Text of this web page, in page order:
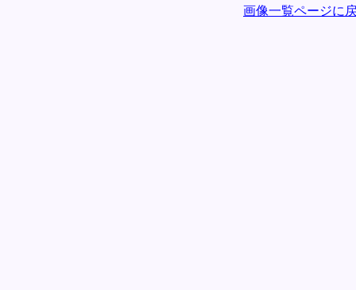
画像一覧ページに